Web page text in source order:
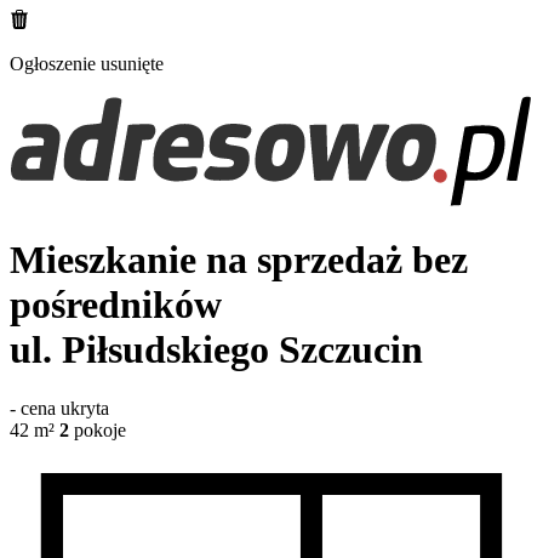
Ogłoszenie usunięte
Mieszkanie na sprzedaż bez
pośredników
ul. Piłsudskiego Szczucin
- cena ukryta
42 m² 2 pokoje